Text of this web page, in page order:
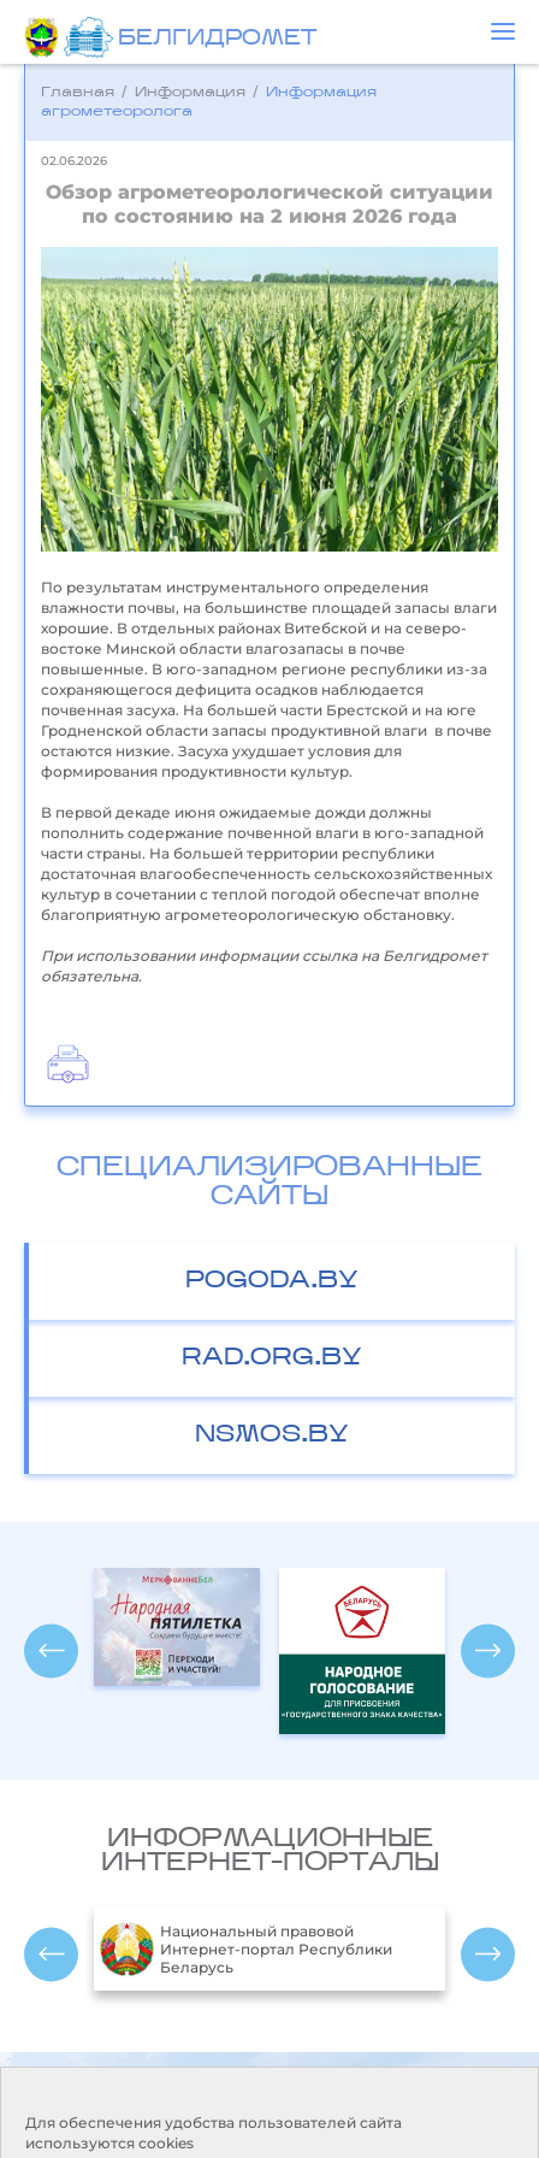
БЕЛГИДРОМЕТ
Главная / Информация /
Информация
агрометеоролога
02.06.2026
Обзор агрометеорологической ситуации
по состоянию на 2 июня 2026 года
По результатам инструментального определения
влажности почвы, на большинстве площадей запасы влаги
хорошие. В отдельных районах Витебской и на северо-
востоке Минской области влагозапасы в почве
повышенные. В юго-западном регионе республики из-за
сохраняющегося дефицита осадков наблюдается
почвенная засуха. На большей части Брестской и на юге
Гродненской области запасы продуктивной влаги в почве
остаются низкие. Засуха ухудшает условия для
формирования продуктивности культур.
В первой декаде июня ожидаемые дожди должны
пополнить содержание почвенной влаги в юго-западной
части страны. На большей территории республики
достаточная влагообеспеченность сельскохозяйственных
культур в сочетании с теплой погодой обеспечат вполне
благоприятную агрометеорологическую обстановку.
При использовании информации ссылка на Белгидромет
обязательна.
СПЕЦИАЛИЗИРОВАННЫЕ
САЙТЫ
POGODA.BY
RAD.ORG.BY
NSMOS.BY
ИНФОРМАЦИОННЫЕ
ИНТЕРНЕТ-ПОРТАЛЫ
Национальный правовой
Интернет-портал Республики
Беларусь
Для обеспечения удобства пользователей сайта
используются cookies
Адрес:220114, г. Минск, пр.
Независимости, 110
9.00-18.00